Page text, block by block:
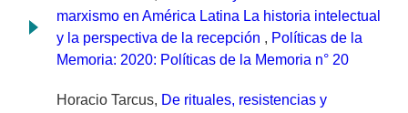
marxismo en América Latina La historia intelectual
y la perspectiva de la recepción , Políticas de la
Memoria: 2020: Políticas de la Memoria n° 20
Horacio Tarcus, De rituales, resistencias y